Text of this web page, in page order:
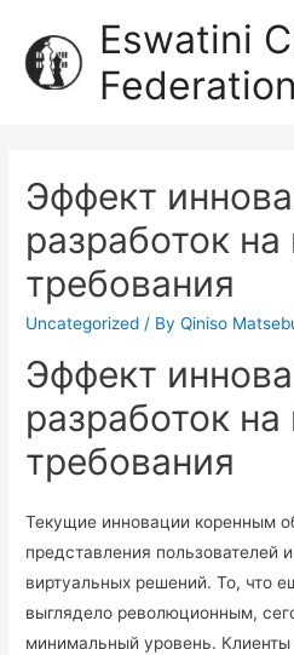
Eswatini
Federation
Эффект
разработок на
требования
Uncategorized / ByQiniso
Эффект
разработок на
требования
Текущие инновации коренным
представления пользователей
виртуальных решений. То, что
выглядело революционным,
минимальный уровень. Клиенты